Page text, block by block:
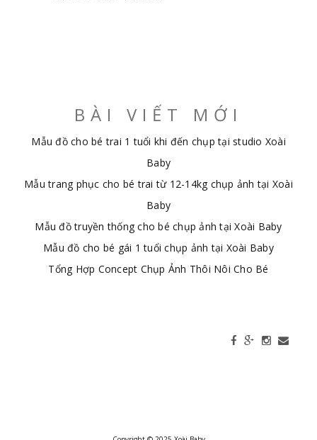
BÀI VIẾT MỚI
Mẫu đồ cho bé trai 1 tuổi khi đến chụp tại studio Xoài
Baby
Mẫu trang phục cho bé trai từ 12-14kg chụp ảnh tại Xoài
Baby
Mẫu đồ truyền thống cho bé chụp ảnh tại Xoài Baby
Mẫu đồ cho bé gái 1 tuổi chụp ảnh tại Xoài Baby
Tổng Hợp Concept Chụp Ảnh Thôi Nôi Cho Bé